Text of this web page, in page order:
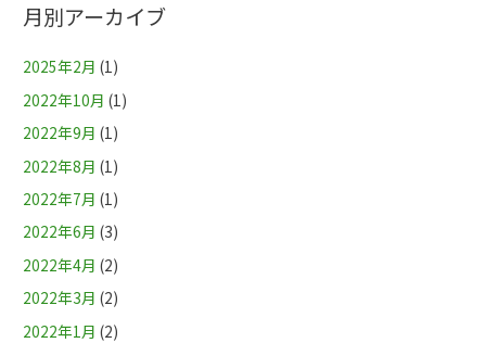
月別アーカイブ
2025年2月 (1)
2022年10月 (1)
2022年9月 (1)
2022年8月 (1)
2022年7月 (1)
2022年6月 (3)
2022年4月 (2)
2022年3月 (2)
2022年1月 (2)